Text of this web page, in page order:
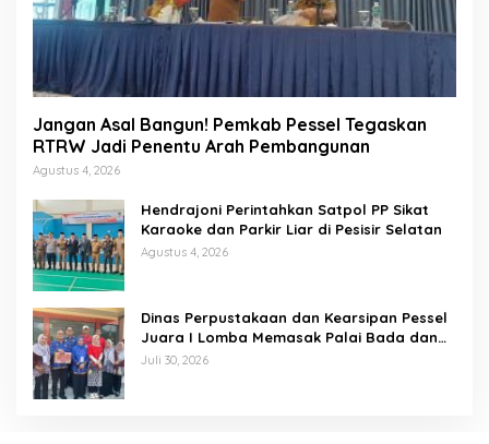
Jangan Asal Bangun! Pemkab Pessel Tegaskan
RTRW Jadi Penentu Arah Pembangunan
Agustus 4, 2026
Hendrajoni Perintahkan Satpol PP Sikat
Karaoke dan Parkir Liar di Pesisir Selatan
Agustus 4, 2026
Dinas Perpustakaan dan Kearsipan Pessel
Juara I Lomba Memasak Palai Bada dan
Lamang Golek
Juli 30, 2026